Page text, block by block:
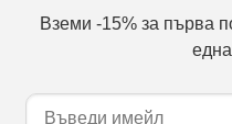
Вземи -15% за първа